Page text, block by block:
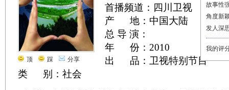
顶 踩 分享
首播频道：四川卫视
产 地：中国大陆
总 导 演：
年 份：2010
出 品：卫视特别节目
类 别：社会
故事性
角度新
发人深
我的评